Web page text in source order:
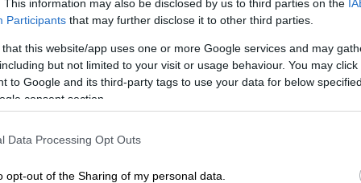
This information may also be disclosed by us to third parties on the
Participants that may further disclose it to other third parties.
that this website/app uses one or more Google services and may
but not limited to your visit or usage behaviour. You may
to Google and its third-party tags to use your data for below
consent section.
Data Processing Opt Outs
opt-out of the Sharing of my personal data.
γιατί όταν σκεφτόταν ό,τι σκεφτόταν
μου θες να δούμε μια ταινία», αλλά
το - μακρινό πια - 2012.
από τη Σουηδία κάθισαν γύρω από
και τον τίτλο αλλά ξέχασαν να
το Logistics που έκανε πρεμιέρα στη
Καναδά, Βραζιλία, ΗΠΑ, Ισραήλ,
τράβηξε 51.420 λεπτά.